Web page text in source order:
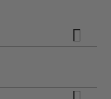
